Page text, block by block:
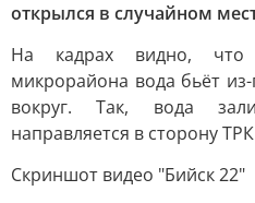
открылся в случайном
На кадрах видно,
микрорайона вода бьёт
вокруг. Так, вода
направляется в сторону
Скриншот видео "Бийск 22"